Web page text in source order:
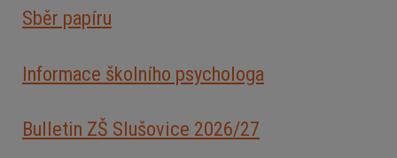
Sběr papíru
Informace školního psychologa
Bulletin ZŠ Slušovice 2026/27